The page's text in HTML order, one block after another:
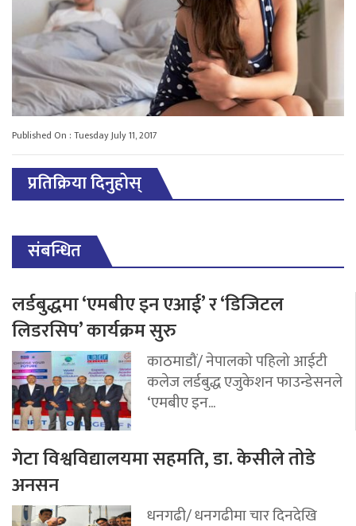
Published On : Tuesday July 11, 2017
प्रतिक्रिया दिनुहोस्
संबन्धित
लर्डबुद्धमा ‘एमबीए इन एआई’ र ‘डिजिटल
लिडरसिप’ कार्यक्रम सुरु
काठमाडौं/ नेपालको पहिलो आईटी
कलेज लर्डबुद्ध एजुकेशन फाउन्डेसनले
‘एमबीए इन...
गेटा विश्वविद्यालयमा सहमति, डा. केसीले तोडे
अनसन
धनगढी/ धनगढीमा चार दिनदेखि